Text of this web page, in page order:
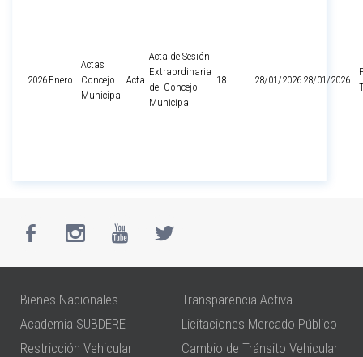
2026 Enero
Actas
Concejo
Municipal
Acta
Acta de Sesión
Extraordinaria
del Concejo
Municipal
18 28/01/2026 28/01/2026
Bienes Nacionales
Academia SUBDERE
Restricción Vehicular
Transparencia Activa
Licitaciones Mercado Público
Cambio de Tránsito Vehicular